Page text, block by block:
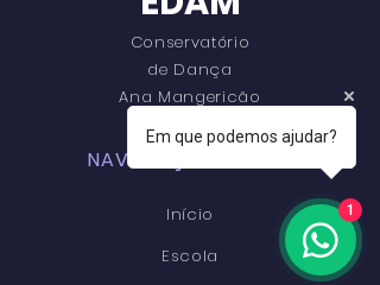
Conservatório
de Dança
Ana Mangericão
NAVEGAÇÃO RÁPIDA
Início
Escola
Em que podemos ajudar?
1